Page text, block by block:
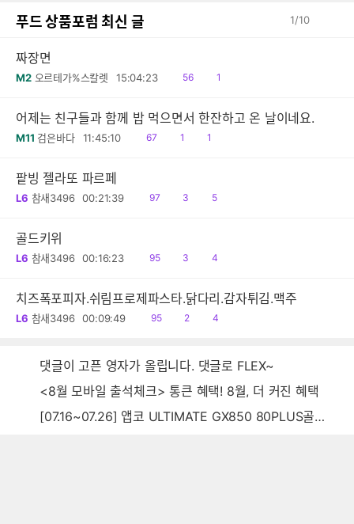
푸드 상품포럼 최신 글 1/10
짜장면
M2 오르테가%스칼렛 15:04:23
읽
56
댓1
어제는 친구들과 함께 밥 먹으면서 한잔하고 온 날이네요.
M11 검은바다 11:45:10
읽
67
공1
댓1
팥빙 젤라또 파르페
L6 참새3496 00:21:39
읽
97
공
3
댓
5
골드키위
L6 참새3496 00:16:23
읽
95
공
3
댓
4
치즈폭포피자.쉬림프로제파스타.닭다리.감자튀김.맥주
L6 참새3496 00:09:49
읽
95
공
2
댓
4
댓글이 고픈 영자가 올립니다. 댓글로 FLEX~
<8월 모바일 출석체크> 통큰 혜택! 8월, 더 커진 혜택
[07.16~07.26] 앱코 ULTIMATE GX850 80PLUS골드 풀모듈러 ATX3.0 블랙